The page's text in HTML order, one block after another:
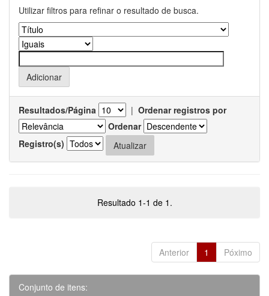
Utilizar filtros para refinar o resultado de busca.
Resultados/Página | Ordenar registros por
Ordenar
Registro(s)
Resultado 1-1 de 1.
Anterior 1 Póximo
Conjunto de itens: